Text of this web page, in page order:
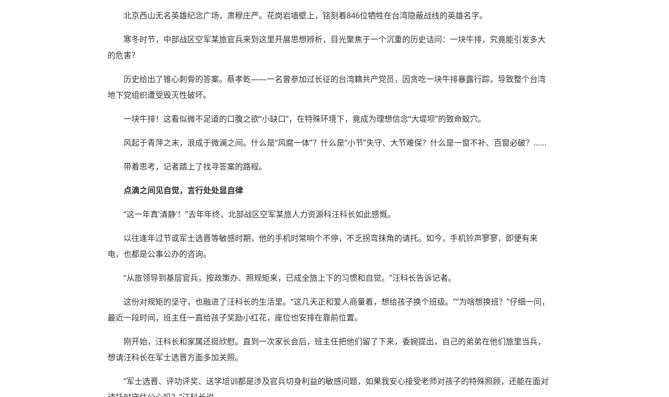
北京西山无名英雄纪念广场，肃穆庄严。花岗岩墙壁上，铭刻着846位牺牲在台湾隐蔽战线的英雄名字。
寒冬时节，中部战区空军某旅官兵来到这里开展思想辨析，目光聚焦于一个沉重的历史诘问：一块牛排，究竟能引发多大
的危害？
历史给出了锥心刺骨的答案。蔡孝乾——一名曾参加过长征的台湾籍共产党员，因贪吃一块牛排暴露行踪，导致整个台湾
地下党组织遭受毁灭性破坏。
一块牛排！这看似微不足道的口腹之欲“小缺口”，在特殊环境下，竟成为理想信念“大堤坝”的致命蚁穴。
风起于青萍之末，浪成于微澜之间。什么是“风腐一体”？什么是“小节”失守、大节难保？什么是一窗不补、百窗必破？……
带着思考，记者踏上了找寻答案的路程。
点滴之间见自觉，言行处处显自律
“这一年真‘清静’！”去年年终，北部战区空军某旅人力资源科汪科长如此感慨。
以往逢年过节或军士选晋等敏感时期，他的手机时常响个不停，不乏拐弯抹角的请托。如今，手机铃声寥寥，即便有来
电，也都是公事公办的咨询。
“从旅领导到基层官兵，按政策办、照规矩来，已成全旅上下的习惯和自觉。”汪科长告诉记者。
这份对规矩的坚守，也融进了汪科长的生活里。“这几天正和爱人商量着，想给孩子换个班级。”“为啥想换班？”仔细一问，
最近一段时间，班主任一直给孩子奖励小红花，座位也安排在靠前位置。
刚开始，汪科长和家属还挺欣慰。直到一次家长会后，班主任把他们留了下来，委婉提出，自己的弟弟在他们旅里当兵，
想请汪科长在军士选晋方面多加关照。
“军士选晋、评功评奖、送学培训都是涉及官兵切身利益的敏感问题，如果我安心接受老师对孩子的特殊照顾，还能在面对